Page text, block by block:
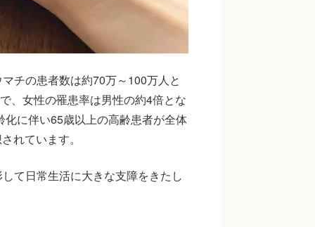
チの患者数は約70万～100万人と
、女性の罹患率は男性の約4倍とな
に伴い65歳以上の高齢患者が全体
れています。
て日常生活に大きな支障をきたし